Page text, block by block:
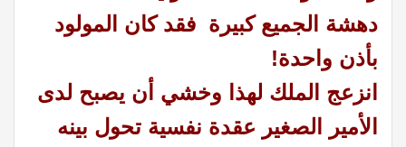
دهشة الجميع كبيرة فقد كان المولود
بأذن واحدة!
انزعج الملك لهذا وخشي أن يصبح لدى
الأمير الصغير عقدة نفسية تحول بينه